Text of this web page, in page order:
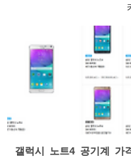
갤럭시 노트4 공기계 가